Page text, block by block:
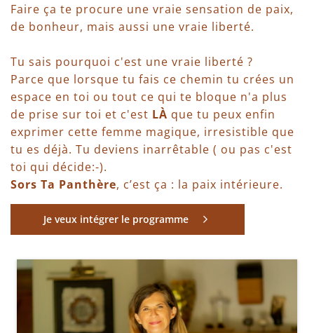
Faire ça te procure une vraie sensation de paix,
de bonheur, mais aussi une vraie liberté.
Tu sais pourquoi c'est une vraie liberté ?
Parce que lorsque tu fais ce chemin tu crées un
espace en toi ou tout ce qui te bloque n'a plus
de prise sur toi et c'est LÀ que tu peux enfin
exprimer cette femme magique, irresistible que
tu es déjà. Tu deviens inarrêtable ( ou pas c'est
toi qui décide:-).
Sors Ta Panthère, c’est ça : la paix intérieure.
Je veux intégrer le programme